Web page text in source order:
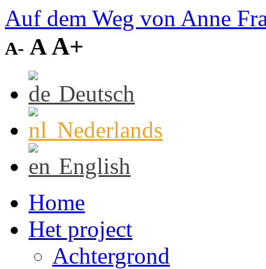
Auf dem Weg von Anne
A- AA+
Deutsch
Nederlands
English
Home
Het project
Achtergrond